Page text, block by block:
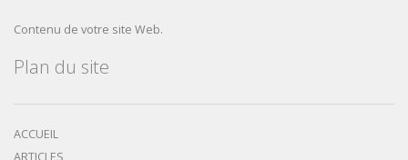
Contenu de votre site Web.
Plan du site
ACCUEIL